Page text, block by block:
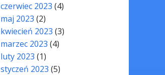
czerwiec 2023 (4)
maj 2023 (2)
kwiecień 2023 (3)
marzec 2023 (4)
luty 2023 (1)
styczeń 2023 (5)